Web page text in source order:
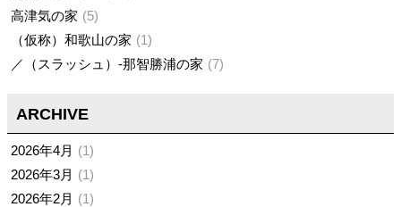
高津気の家
5
（仮称）和歌山の家
1
／（スラッシュ）-那智勝浦の家
7
ARCHIVE
2026年4月
1
2026年3月
1
2026年2月
1